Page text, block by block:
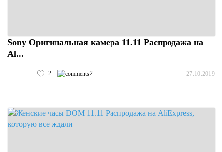
Sony Оригинальная камера 11.11 Распродажа на
Al...
2 2 27.10.2019